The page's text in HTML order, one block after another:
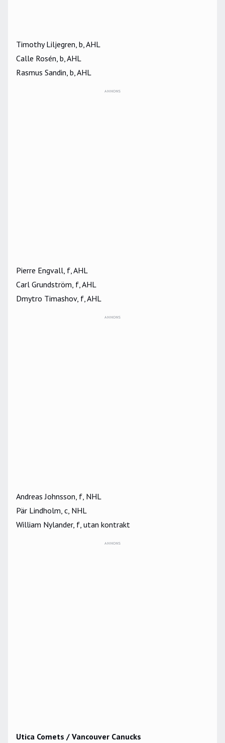
Timothy Liljegren, b, AHL
Calle Rosén, b, AHL
Rasmus Sandin, b, AHL
ANNONS
Pierre Engvall, f, AHL
Carl Grundström, f, AHL
Dmytro Timashov, f, AHL
ANNONS
Andreas Johnsson, f, NHL
Pär Lindholm, c, NHL
William Nylander, f, utan kontrakt
ANNONS
Utica Comets / Vancouver Canucks